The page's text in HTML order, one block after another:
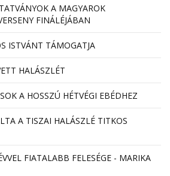
A MAGYAROK
FINÁLÉJÁBAN
ISTVÁNT TÁMOGATJA
HALÁSZLÉT
A HOSSZÚ HÉTVÉGI EBÉDHEZ
A TISZAI HALÁSZLÉ TITKOS
FIATALABB FELESÉGE - MARIKA